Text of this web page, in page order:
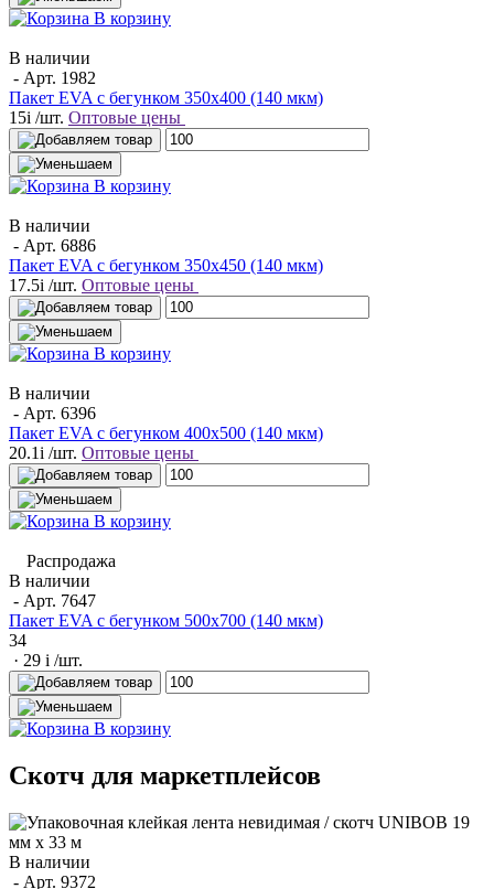
В корзину
В наличии
- Арт. 1982
Пакет EVA с бегунком 350х400 (140 мкм)
15i /шт. Оптовые цены
В корзину
В наличии
- Арт. 6886
Пакет EVA с бегунком 350х450 (140 мкм)
17.5i /шт. Оптовые цены
В корзину
В наличии
- Арт. 6396
Пакет EVA с бегунком 400х500 (140 мкм)
20.1i /шт. Оптовые цены
В корзину
Распродажа
В наличии
- Арт. 7647
Пакет EVA с бегунком 500х700 (140 мкм)
34
· 29 i /шт.
В корзину
Скотч для маркетплейсов
В наличии
- Арт. 9372